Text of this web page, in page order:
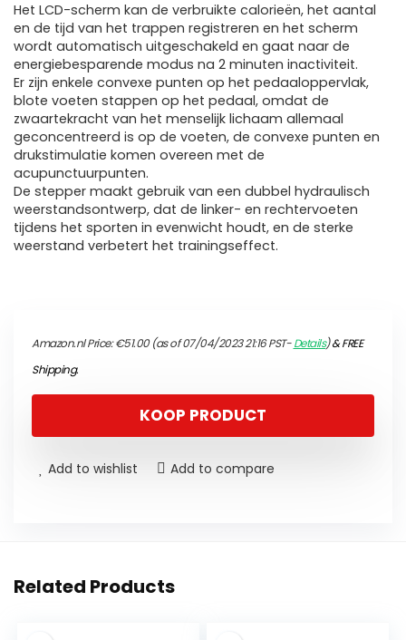
Het LCD-scherm kan de verbruikte calorieën, het aantal
en de tijd van het trappen registreren en het scherm
wordt automatisch uitgeschakeld en gaat naar de
energiebesparende modus na 2 minuten inactiviteit.
Er zijn enkele convexe punten op het pedaaloppervlak,
blote voeten stappen op het pedaal, omdat de
zwaartekracht van het menselijk lichaam allemaal
geconcentreerd is op de voeten, de convexe punten en
drukstimulatie komen overeen met de
acupunctuurpunten.
De stepper maakt gebruik van een dubbel hydraulisch
weerstandsontwerp, dat de linker- en rechtervoeten
tijdens het sporten in evenwicht houdt, en de sterke
weerstand verbetert het trainingseffect.
Amazon.nl Price:€51.00(as of 07/04/2023 21:16 PST-Details)&FREE
Shipping.
KOOP PRODUCT
Add to wishlist Add to compare
Related Products